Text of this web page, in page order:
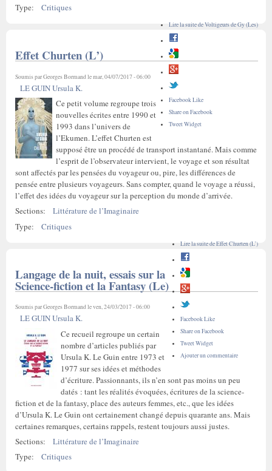
Type:
Critiques
Lire la suitede Voltigeurs de Gy (Les)
Facebook Like
Share on Facebook
Tweet Widget
Effet Churten (L’)
Soumis parGeorges Bormandle mar, 04/07/2017 - 06:00
LE GUIN Ursula K.
Ce petit volume regroupe trois
nouvelles écrites entre 1990 et
1993 dans l’univers de
l’Ekumen. L’effet Churten est
supposé être un procédé de transport instantané. Mais comme
l’esprit de l’observateur intervient, le voyage et son résultat
sont affectés par les pensées du voyageur ou, pire, les différences de
pensée entre plusieurs voyageurs. Sans compter, quand le voyage a réussi,
l’effet des idées du voyageur sur la perception du monde d’arrivée.
Sections:
Littérature de l’Imaginaire
Type:
Critiques
Lire la suitede Effet Churten (L’)
Facebook Like
Share on Facebook
Tweet Widget
Ajouter un commentaire
Langage de la nuit, essais sur la
Science-fiction et la Fantasy (Le)
Soumis parGeorges Bormandle ven, 24/03/2017 - 06:00
LE GUIN Ursula K.
Ce recueil regroupe un certain
nombre d’articles publiés par
Ursula K. Le Guin entre 1973 et
1977 sur ses idées et méthodes
d’écriture. Passionnants, ils n’en sont pas moins un peu
datés : tant les réalités évoquées, écritures de la science-
fiction et de la fantasy, place des auteurs femmes, etc., que les idées
d’Ursula K. Le Guin ont certainement changé depuis quarante ans. Mais
certaines remarques, certains rappels, restent toujours aussi justes.
Sections:
Littérature de l’Imaginaire
Type:
Critiques